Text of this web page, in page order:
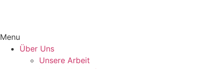
Menu
Über Uns
Unsere Arbeit